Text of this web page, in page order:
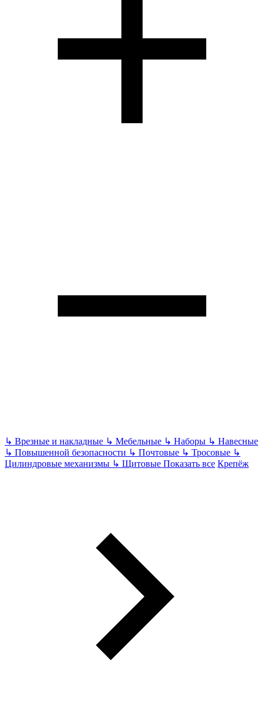
↳ Врезные и накладные ↳ Мебельные ↳ Наборы ↳ Навесные
↳ Повышенной безопасности ↳ Почтовые ↳ Тросовые ↳
Цилиндровые механизмы ↳ Щитовые Показать все Крепёж